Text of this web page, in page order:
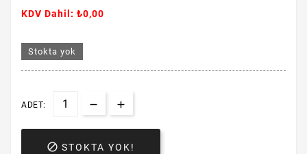
KDV Dahil: ₺0,00
Stokta yok
ADET:
 STOKTA YOK!